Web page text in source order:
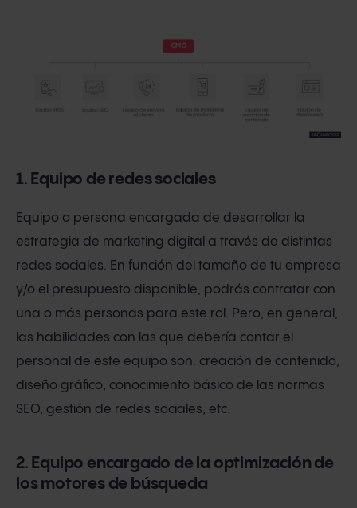
1. Equipo de redes sociales
Equipo o persona encargada de desarrollar la
estrategia de marketing digital a través de distintas
redes sociales. En función del tamaño de tu empresa
y/o el presupuesto disponible, podrás contratar con
una o más personas para este rol. Pero, en general,
las habilidades con las que debería contar el
personal de este equipo son: creación de contenido,
diseño gráfico, conocimiento básico de las normas
SEO, gestión de redes sociales, etc.
2. Equipo encargado de la optimización de
los motores de búsqueda